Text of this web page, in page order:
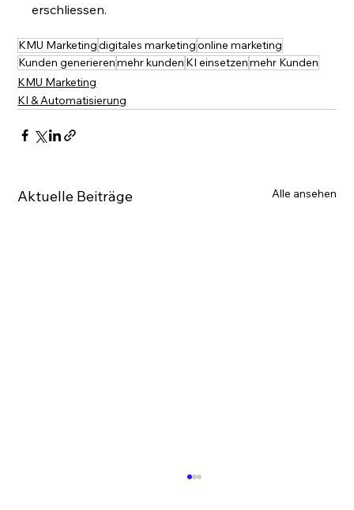
erschliessen.
KMU Marketingdigitales marketingonline marketing
Kunden generierenmehr kunden KI einsetzenmehr Kunden
KMU Marketing
KI & Automatisierung
Aktuelle Beiträge Alle ansehen